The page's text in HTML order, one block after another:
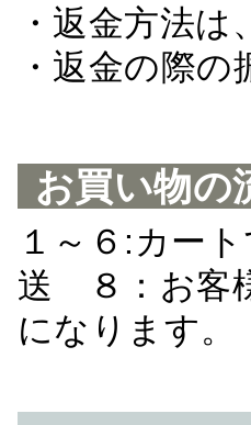
・返金方法
・返金の際
お買い物の
１～６:カー
送 ８：お客
になります。